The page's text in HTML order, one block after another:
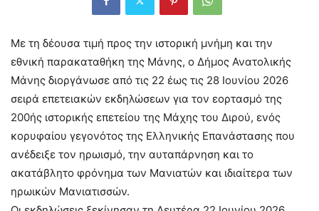
Με τη δέουσα τιμή προς την ιστορική μνήμη και την
εθνική παρακαταθήκη της Μάνης, ο Δήμος Ανατολικής
Μάνης διοργάνωσε από τις 22 έως τις 28 Ιουνίου 2026
σειρά επετειακών εκδηλώσεων για τον εορτασμό της
200ής ιστορικής επετείου της Μάχης του Διρού, ενός
κορυφαίου γεγονότος της Ελληνικής Επανάστασης που
ανέδειξε τον ηρωισμό, την αυταπάρνηση και το
ακατάβλητο φρόνημα των Μανιατών και ιδιαίτερα των
ηρωικών Μανιατισσών.